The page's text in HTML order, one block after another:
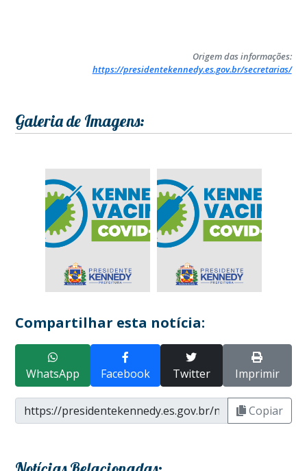
Origem das informações:
https://presidentekennedy.es.gov.br/secretarias/
Galeria de Imagens:
Compartilhar esta notícia:
WhatsApp Facebook Twitter Imprimir
Copiar